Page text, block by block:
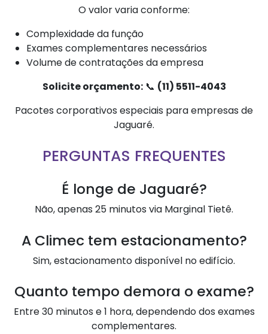
O valor varia conforme:
Complexidade da função
Exames complementares necessários
Volume de contratações da empresa
Solicite orçamento:📞 (11) 5511-4043
Pacotes corporativos especiais para empresas de
Jaguaré.
PERGUNTAS FREQUENTES
É longe de Jaguaré?
Não, apenas 25 minutos via Marginal Tietê.
A Climec tem estacionamento?
Sim, estacionamento disponível no edifício.
Quanto tempo demora o exame?
Entre 30 minutos e 1 hora, dependendo dos exames
complementares.